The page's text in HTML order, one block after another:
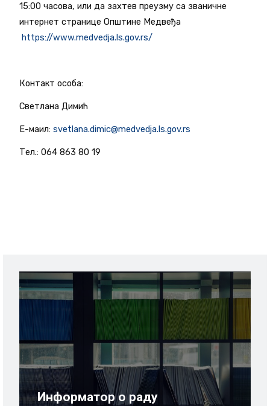
15:00 часова, или да захтев преузму са званичне
интернет странице Општине Медвеђа
https://www.medvedja.ls.gov.rs/
Контакт особа:
Светлана Димић
Е-маил: svetlana.dimic@medvedja.ls.gov.rs
Тел.: 064 863 80 19
Информатор о раду